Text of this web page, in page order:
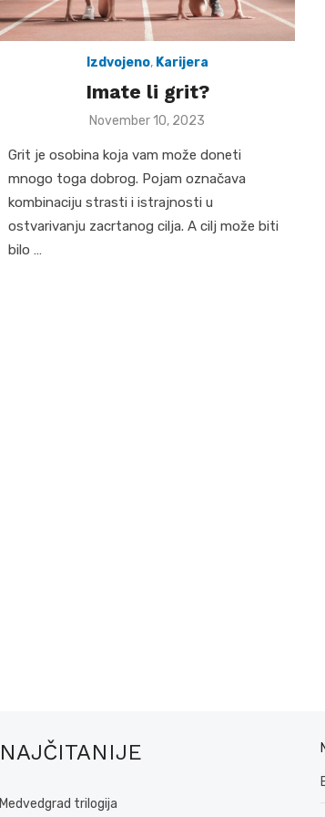
Izdvojeno, Karijera
Imate li grit?
Posted
November 10, 2023
Grit je osobina koja vam može doneti
mnogo toga dobrog. Pojam označava
kombinaciju strasti i istrajnosti u
ostvarivanju zacrtanog cilja. A cilj može biti
bilo …
NAJČITANIJE
Medvedgrad trilogija